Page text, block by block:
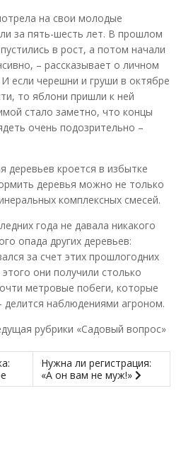
на свои молодые
за пять-шесть лет. В прошлом
в рост, а потом начали
– рассказывает о личном
если черешни и груши в октябре
то яблони пришли к ней
стало заметно, что концы
очень подозрительно –
деревьев кроется в избытке
деревья можно не только
комплексных смесей.
года не давала никакого
опада других деревьев:
за счет этих прошлогодних
они получили столько
метровые побеги, которые
наблюдениями агроном.
рубрики «Садовый вопрос»
Нужна ли регистрация:
«А он вам не муж!»